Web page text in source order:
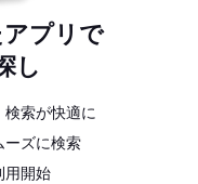
プリで
し
索が快適に
ーズに検索
用開始